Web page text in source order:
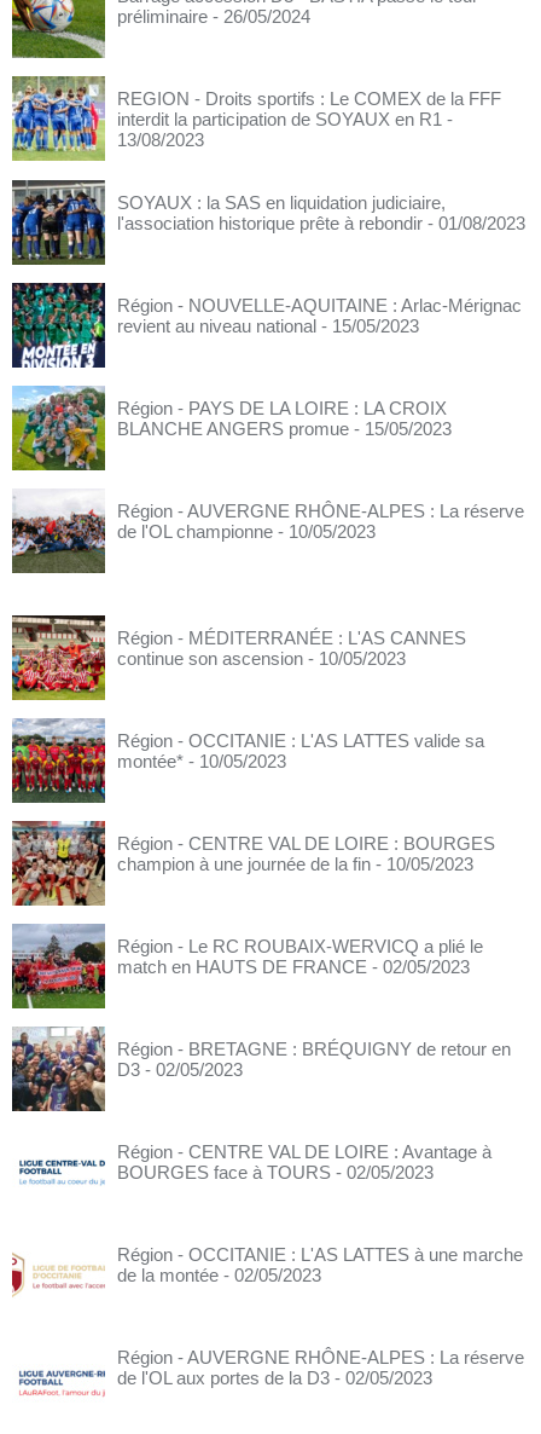
préliminaire - 26/05/2024
REGION - Droits sportifs : Le COMEX de la FFF
interdit la participation de SOYAUX en R1 -
13/08/2023
SOYAUX : la SAS en liquidation judiciaire,
l'association historique prête à rebondir - 01/08/2023
Région - NOUVELLE-AQUITAINE : Arlac-Mérignac
revient au niveau national - 15/05/2023
Région - PAYS DE LA LOIRE : LA CROIX
BLANCHE ANGERS promue - 15/05/2023
Région - AUVERGNE RHÔNE-ALPES : La réserve
de l'OL championne - 10/05/2023
Région - MÉDITERRANÉE : L'AS CANNES
continue son ascension - 10/05/2023
Région - OCCITANIE : L'AS LATTES valide sa
montée* - 10/05/2023
Région - CENTRE VAL DE LOIRE : BOURGES
champion à une journée de la fin - 10/05/2023
Région - Le RC ROUBAIX-WERVICQ a plié le
match en HAUTS DE FRANCE - 02/05/2023
Région - BRETAGNE : BRÉQUIGNY de retour en
D3 - 02/05/2023
Région - CENTRE VAL DE LOIRE : Avantage à
BOURGES face à TOURS - 02/05/2023
Région - OCCITANIE : L'AS LATTES à une marche
de la montée - 02/05/2023
Région - AUVERGNE RHÔNE-ALPES : La réserve
de l'OL aux portes de la D3 - 02/05/2023